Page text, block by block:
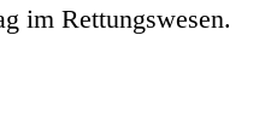
im Rettungswesen.